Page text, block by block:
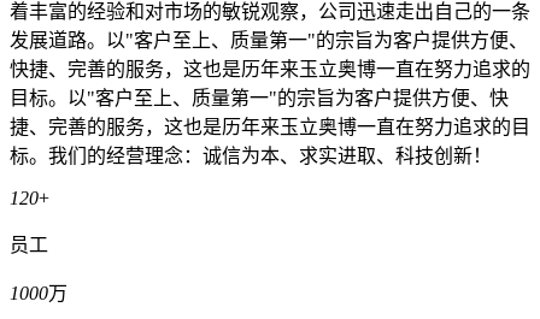
着丰富的经验和对市场的敏锐观察，公司迅速走出自己的一条
发展道路。以"客户至上、质量第一"的宗旨为客户提供方便、
快捷、完善的服务，这也是历年来玉立奥博一直在努力追求的
目标。以"客户至上、质量第一"的宗旨为客户提供方便、快
捷、完善的服务，这也是历年来玉立奥博一直在努力追求的目
标。我们的经营理念：诚信为本、求实进取、科技创新！
120+
员工
1000万